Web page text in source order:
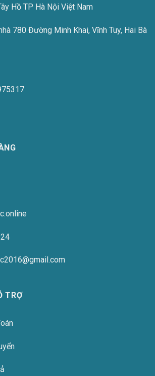
Hồ TP Hà Nội Việt Nam
780 Đường Minh Khai, Vĩnh Tuy, Hai Bà
TRỢ